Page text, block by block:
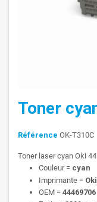
Toner
Référence OK-T310C
Toner laser cyan Oki
Couleur = cyan
Imprimante = Oki
OEM = 44469706